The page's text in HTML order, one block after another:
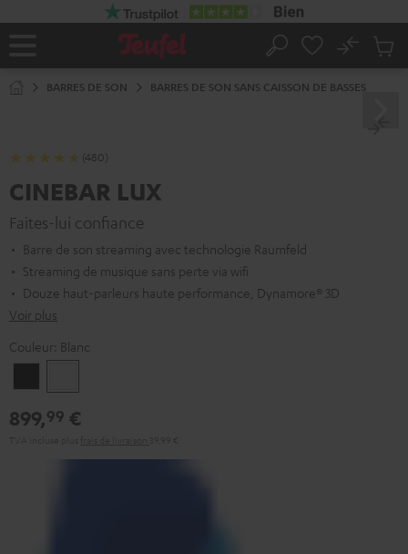
Page
Rechercher
No
BARRES DE SON BARRES DE SON SANS CAISSON DE BASSES
(480)
CINEBAR LUX
Faites-lui confiance
Barre de son streaming avec technologie Raumfeld
Streaming de musique sans perte via wifi
Douze haut-parleurs haute performance, Dynamore® 3D
Voir plus
Couleur: Blanc
899,99 €